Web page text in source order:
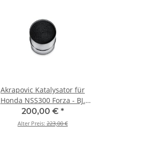
Akrapovic Katalysator für
Honda NSS300 Forza - BJ.
2018 > 2020 (P-KAT-071)
200,00 € *
Alter Preis: 223,00 €